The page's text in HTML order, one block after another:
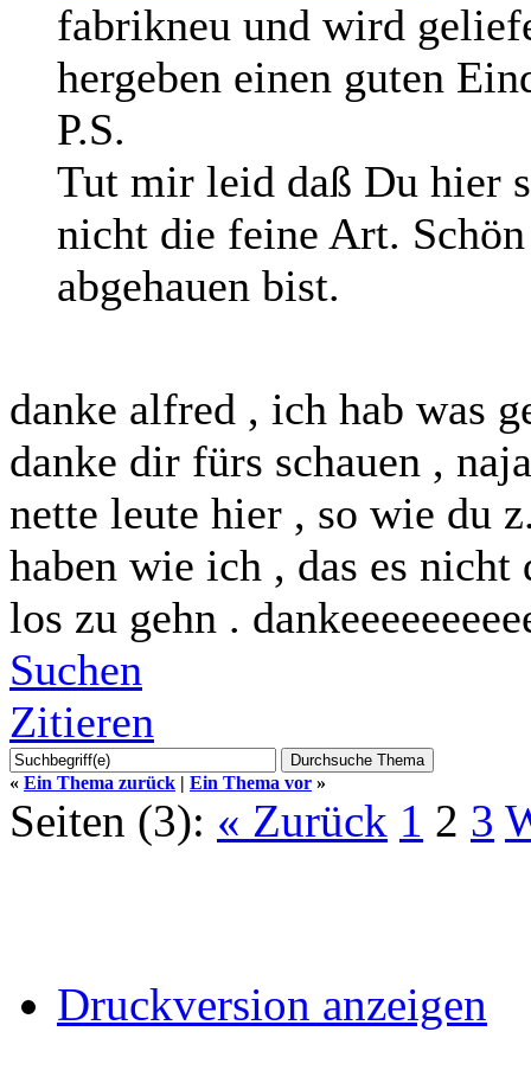
fabrikneu und wird
hergeben einen guten
P.S.
Tut mir leid daß Du hier
nicht die feine Art.
abgehauen bist.
danke alfred , ich hab was
danke dir fürs schauen ,
nette leute hier , so wie du
haben wie ich , das es
los zu gehn .
Suchen
Zitieren
« Ein Thema zurück | Ein Thema vor »
Seiten (3): « Zurück 1 2 3
Druckversion anzeigen